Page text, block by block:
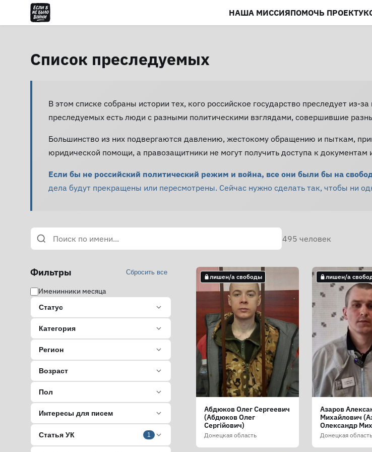
НАША МИССИЯПОМОЧЬ ПРОЕКТУ
Список преследуемых
В этом списке собраны истории тех, кого российское государство преследует
преследуемых есть люди с разными политическими взглядами, совершившие
Большинство из них подвергаются давлению, жестокому обращению и пыткам,
юридической помощи, а правозащитники не могут получить доступа к документам
Если бы не российский политический режим и война, все они были бы на
дела будут прекращены или пересмотрены. Сейчас нужно сделать так, чтобы ни
495 человек
Фильтры Сбросить все
Именинники месяца
Статус
Категория
Регион
Возраст
Пол
Интересы для писем
Статья УК 1
лишен/а свободы
Абдюков Олег Сергеевич
(Абдюков Олег
Сергійович)
Донецкая область
лишен/а
Азаров
Михайлович
Олександр
Донецкая область